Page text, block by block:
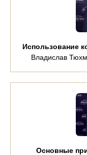
Использование
Владислав
Основные